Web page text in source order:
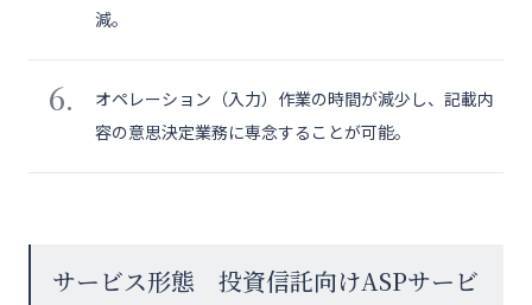
減。
オペレーション（入力）作業の時間が減少し、記載内
容の意思決定業務に専念することが可能。
サービス形態 投資信託向けASPサービ